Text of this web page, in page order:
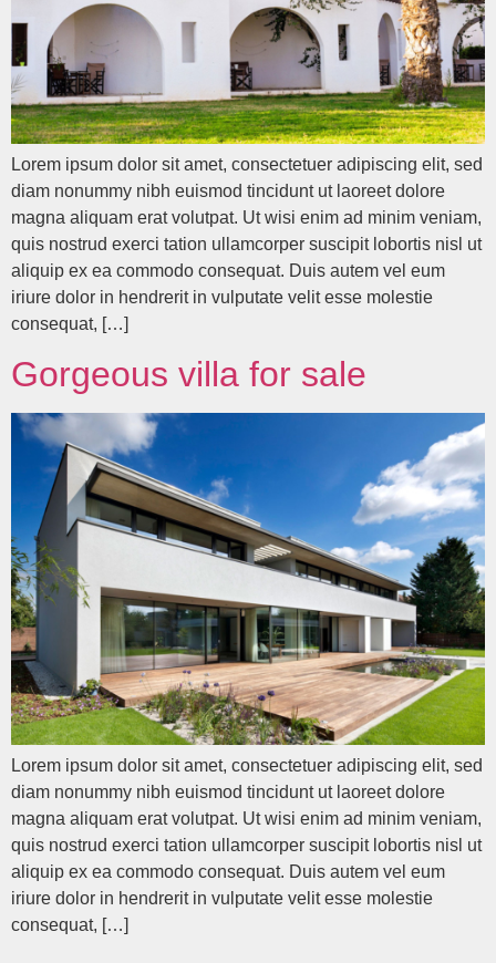
Lorem ipsum dolor sit amet, consectetuer adipiscing elit, sed
diam nonummy nibh euismod tincidunt ut laoreet dolore
magna aliquam erat volutpat. Ut wisi enim ad minim veniam,
quis nostrud exerci tation ullamcorper suscipit lobortis nisl ut
aliquip ex ea commodo consequat. Duis autem vel eum
iriure dolor in hendrerit in vulputate velit esse molestie
consequat, […]
Gorgeous villa for sale
Lorem ipsum dolor sit amet, consectetuer adipiscing elit, sed
diam nonummy nibh euismod tincidunt ut laoreet dolore
magna aliquam erat volutpat. Ut wisi enim ad minim veniam,
quis nostrud exerci tation ullamcorper suscipit lobortis nisl ut
aliquip ex ea commodo consequat. Duis autem vel eum
iriure dolor in hendrerit in vulputate velit esse molestie
consequat, […]